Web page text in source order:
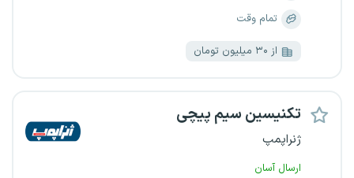
تمام وقت
از ۳۰ میلیون تومان
تکنیسین سیم پیچی
ژنراپمپ
ارسال آسان